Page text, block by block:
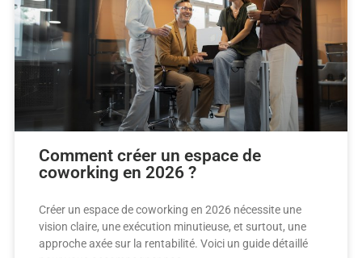
Comment créer un espace de
coworking en 2026 ?
Créer un espace de coworking en 2026 nécessite une
vision claire, une exécution minutieuse, et surtout, une
approche axée sur la rentabilité. Voici un guide détaillé